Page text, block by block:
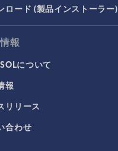
ロード (製品インストーラー)
報
について
報
リリース
合わせ